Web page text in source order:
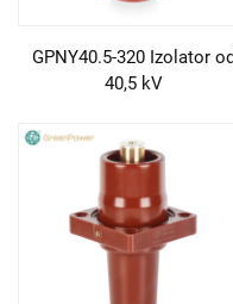
GPNY40.5-320 Izolator
40,5 kV